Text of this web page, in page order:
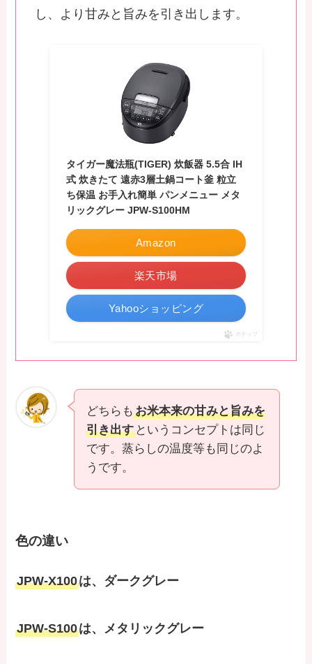
し、より甘みと旨みを引き出します。
タイガー魔法瓶(TIGER) 炊飯器 5.5合 IH
式 炊きたて 遠赤3層土鍋コート釜 粒立
ち保温 お手入れ簡単 パンメニュー メタ
リックグレー JPW-S100HM
Amazon
楽天市場
Yahooショッピング
ポチップ
どちらもお米本来の甘みと旨みを
引き出す というコンセプトは同じ
です。蒸らしの温度等も同じのよ
うです。
色の違い
JPW-X100は、ダークグレー
JPW-S100は、メタリックグレー